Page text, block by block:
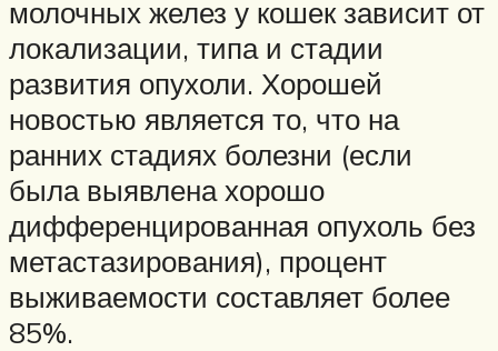
молочных желез у кошек зависит от
локализации, типа и стадии
развития опухоли. Хорошей
новостью является то, что на
ранних стадиях болезни (если
была выявлена хорошо
дифференцированная опухоль без
метастазирования), процент
выживаемости составляет более
85%.